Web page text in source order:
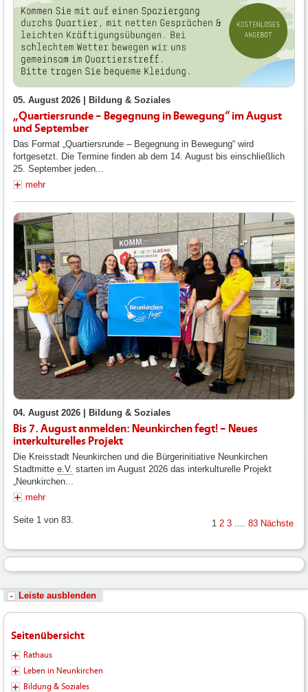
05. August 2026 | Bildung & Soziales
„Quartiersrunde – Begegnung in Bewegung“ im August
und September
Das Format „Quartiersrunde – Begegnung in Bewegung“ wird
fortgesetzt. Die Termine finden ab dem 14. August bis einschließlich
25. September jeden...
mehr
04. August 2026 | Bildung & Soziales
Bis 7. August anmelden: Neunkirchen fegt! – Neues
interkulturelles Projekt
Die Kreisstadt Neunkirchen und die Bürgerinitiative Neunkirchen
Stadtmitte e.V. starten im August 2026 das interkulturelle Projekt
„Neunkirchen...
mehr
Seite 1 von 83. 1 2 3 83 Nächste
Leiste ausblenden
Seitenübersicht
Rathaus
Leben in Neunkirchen
Bildung & Soziales